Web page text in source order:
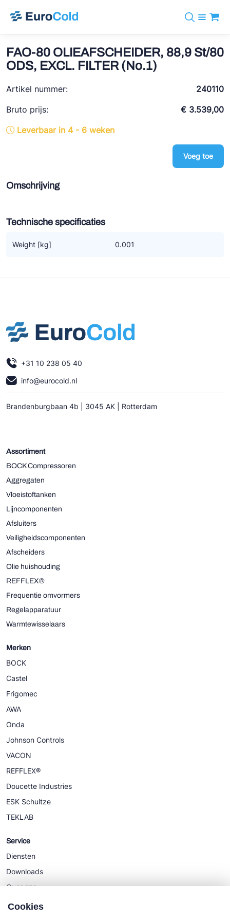
info@eurocold.nl
Merken
BOCK
REFFLEX®
Doucette Industries
Koudemiddelen
Diensten
Downloads
Nieuws
Over ons
FAO-80 OLIEAFSCHEIDER, 88,9 St/80
ODS, EXCL. FILTER (No.1)
Artikel nummer:
240110
Bruto prijs:
€ 3.539,00
Leverbaar in 4 - 6 weken
Voeg toe
Omschrijving
Technische specificaties
Weight [kg] 0.001
+31 10 238 05 40
info@eurocold.nl
Brandenburgbaan 4b | 3045 AK | Rotterdam
Assortiment
BOCK Compressoren
Aggregaten
Vloeistoftanken
Lijncomponenten
Afsluiters
Veiligheidscomponenten
Afscheiders
Olie huishouding
REFFLEX®
Frequentie omvormers
Regelapparatuur
Warmtewisselaars
Merken
BOCK
Castel
Frigomec
AWA
Onda
Johnson Controls
VACON
REFFLEX®
Doucette Industries
ESK Schultze
TEKLAB
Service
Diensten
Downloads
Over ons
Nieuws
Cookies